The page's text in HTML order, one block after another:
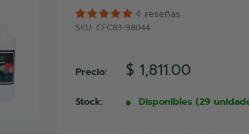
4 reseñas
SKU: CFC83-98044
Precio: Precio
de
venta
$ 1,811.00
Stock: Disponibles (29